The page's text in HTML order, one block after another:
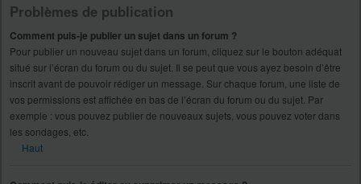
Problèmes de publication
Comment puis-je publier un sujet dans un forum ?
Pour publier un nouveau sujet dans un forum, cliquez sur le bouton adéquat
situé sur l’écran du forum ou du sujet. Il se peut que vous ayez besoin d’être
inscrit avant de pouvoir rédiger un message. Sur chaque forum, une liste de
vos permissions est affichée en bas de l’écran du forum ou du sujet. Par
exemple : vous pouvez publier de nouveaux sujets, vous pouvez voter dans
les sondages, etc.
Haut